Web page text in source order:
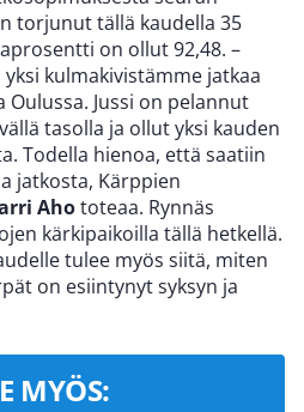
torjunut tällä kaudella 35
on ollut 92,48. –
kulmakivistämme jatkaa
Jussi on pelannut
tasolla ja ollut yksi kauden
Todella hienoa, että saatiin
jatkosta, Kärppien
Ahototeaa. Rynnäs
kärkipaikoilla tällä hetkellä.
tulee myös siitä, miten
on esiintynyt syksyn ja
MYÖS: